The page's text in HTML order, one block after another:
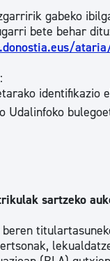
gabeko
bete behar
identifikazio
sartzeko